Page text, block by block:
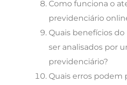
Como funciona o
previdenciário
Quais benefícios do
ser analisados por
previdenciário?
Quais erros podem